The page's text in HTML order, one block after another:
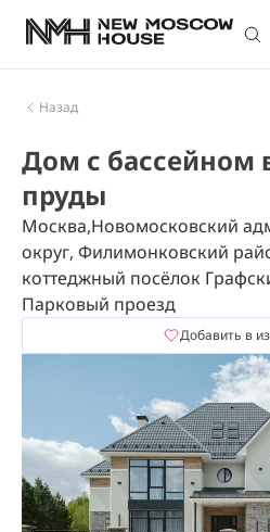
Назад
Дом с бассейном
пруды
Москва,Новомосковский
округ, Филимонковский
коттеджный посёлок
Парковый проезд
Добавить в